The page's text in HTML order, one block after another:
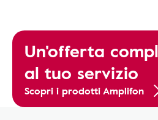
Un'offerta
al tuo servizio
Scopri i prodotti Amplifon